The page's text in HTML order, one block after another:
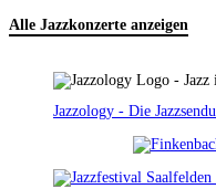
Alle Jazzkonzerte anzeigen
Jazzology - Die